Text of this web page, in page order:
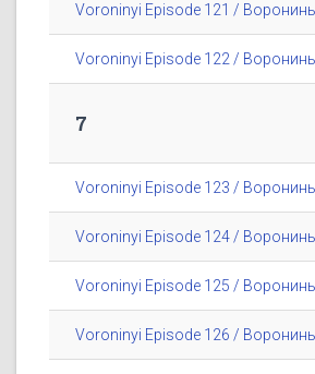
Voroninyi Episode 121 /
Voroninyi Episode 122 /
7
Voroninyi Episode 123 /
Voroninyi Episode 124 /
Voroninyi Episode 125 /
Voroninyi Episode 126 /